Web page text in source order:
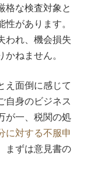
格な検査対象と
があります。
われ、機会損失
ねません。
え面倒に感じて
自身のビジネス
が一、税関の処
に対する不服申
まずは意見書の